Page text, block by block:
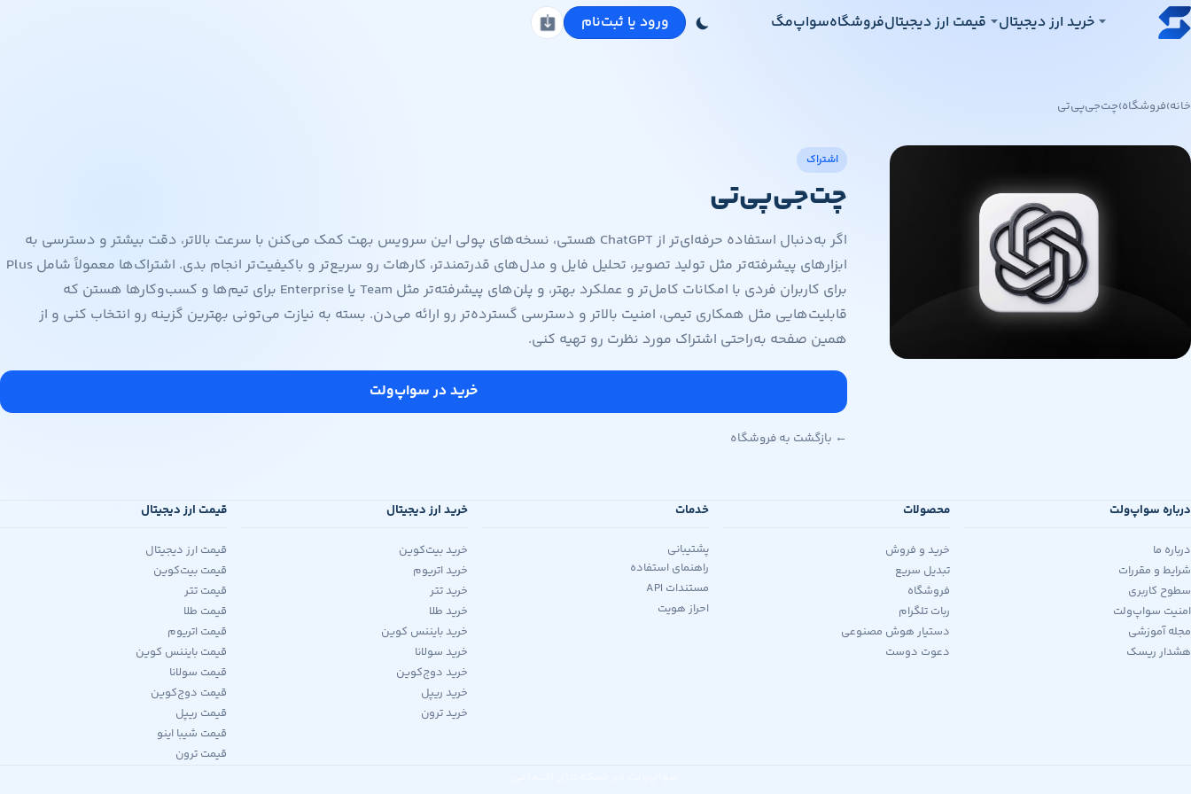
پرش به محتوای اصلیخرید ارز دیجیتال قیمت ارز دیجیتالفروشگاهسواپ‌مگ ورود یا ثبت‌نام
دانلود اپلیکیشن
خانه›فروشگاه›چت‌جی‌پی‌تی
اشتراک
چت‌جی‌پی‌تی
اگر به‌دنبال استفاده حرفه‌ای‌تر از ChatGPT هستی، نسخه‌های پولی این سرویس بهت کمک می‌کنن با سرعت بالاتر، دقت بیشتر و دسترسی به
ابزارهای پیشرفته‌تر مثل تولید تصویر، تحلیل فایل و مدل‌های قدرتمندتر، کارهات رو سریع‌تر و باکیفیت‌تر انجام بدی. اشتراک‌ها معمولاً شامل Plus
برای کاربران فردی با امکانات کامل‌تر و عملکرد بهتر، و پلن‌های پیشرفته‌تر مثل Team یا Enterprise برای تیم‌ها و کسب‌وکارها هستن که
قابلیت‌هایی مثل همکاری تیمی، امنیت بالاتر و دسترسی گسترده‌تر رو ارائه می‌دن. بسته به نیازت می‌تونی بهترین گزینه رو انتخاب کنی و از
همین صفحه به‌راحتی اشتراک مورد نظرت رو تهیه کنی.
خرید در سواپ‌ولت
← بازگشت به فروشگاه
درباره سواپ‌ولت
درباره ما
شرایط و مقررات
سطوح کاربری
امنیت سواپ‌ولت
مجله آموزشی
هشدار ریسک
محصولات
خرید و فروش
تبدیل سریع
فروشگاه
ربات تلگرام
دستیار هوش مصنوعی
دعوت دوست
خدمات
پشتیبانی
راهنمای استفاده
مستندات API
احراز هویت
خرید ارز دیجیتال
خرید بیت‌کوین
خرید اتریوم
خرید تتر
خرید طلا
خرید بایننس کوین
خرید سولانا
خرید دوج‌کوین
خرید ریپل
خرید ترون
قیمت ارز دیجیتال
قیمت ارز دیجیتال
قیمت بیت‌کوین
قیمت تتر
قیمت طلا
قیمت اتریوم
قیمت بایننس کوین
قیمت سولانا
قیمت دوج‌کوین
قیمت ریپل
قیمت شیبا اینو
قیمت ترون